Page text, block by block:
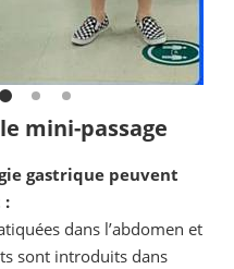
mini-passage
gastrique peuvent
:
dans l’abdomen et
sont introduits dans